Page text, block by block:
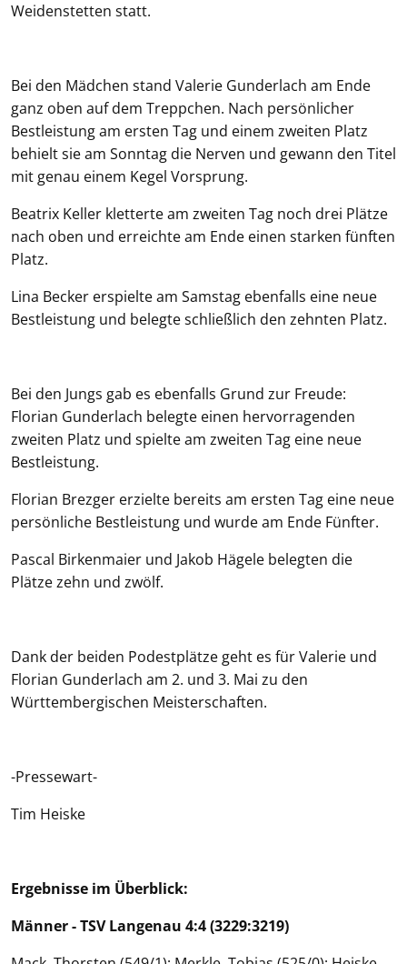
Weidenstetten statt.
Bei den Mädchen stand Valerie Gunderlach am Ende
ganz oben auf dem Treppchen. Nach persönlicher
Bestleistung am ersten Tag und einem zweiten Platz
behielt sie am Sonntag die Nerven und gewann den Titel
mit genau einem Kegel Vorsprung.
Beatrix Keller kletterte am zweiten Tag noch drei Plätze
nach oben und erreichte am Ende einen starken fünften
Platz.
Lina Becker erspielte am Samstag ebenfalls eine neue
Bestleistung und belegte schließlich den zehnten Platz.
Bei den Jungs gab es ebenfalls Grund zur Freude:
Florian Gunderlach belegte einen hervorragenden
zweiten Platz und spielte am zweiten Tag eine neue
Bestleistung.
Florian Brezger erzielte bereits am ersten Tag eine neue
persönliche Bestleistung und wurde am Ende Fünfter.
Pascal Birkenmaier und Jakob Hägele belegten die
Plätze zehn und zwölf.
Dank der beiden Podestplätze geht es für Valerie und
Florian Gunderlach am 2. und 3. Mai zu den
Württembergischen Meisterschaften.
-Pressewart-
Tim Heiske
Ergebnisse im Überblick:
Männer - TSV Langenau 4:4 (3229:3219)